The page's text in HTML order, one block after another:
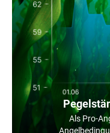
Als Pro-